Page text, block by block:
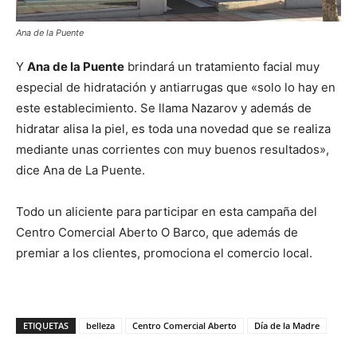
Ana de la Puente
Y Ana de la Puente brindará un tratamiento facial muy
especial de hidratación y antiarrugas que «solo lo hay en
este establecimiento. Se llama Nazarov y además de
hidratar alisa la piel, es toda una novedad que se realiza
mediante unas corrientes con muy buenos resultados»,
dice Ana de La Puente.
Todo un aliciente para participar en esta campaña del
Centro Comercial Aberto O Barco, que además de
premiar a los clientes, promociona el comercio local.
ETIQUETAS belleza Centro Comercial Aberto
Día de la Madre